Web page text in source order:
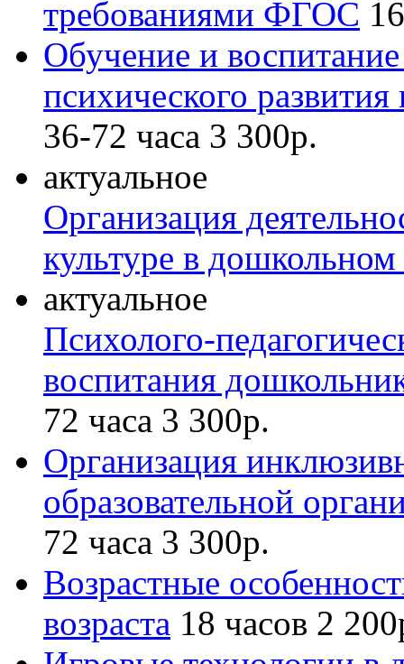
требованиями ФГОС
Обучение и
психического
36-72 часа 3 300р.
актуальное
Организация
культуре в
актуальное
Психолого-
воспитания
72 часа 3 300р.
Организация
образовательной
72 часа 3 300р.
Возрастные
возраста 18 часов 2